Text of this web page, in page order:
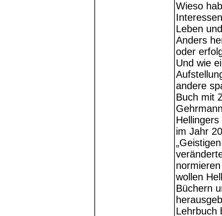
Wieso
Leben
Anders
oder
Und wie
andere
Buch mit
Hellingers
im Jahr
wollen
Büchern
Lehrbuch